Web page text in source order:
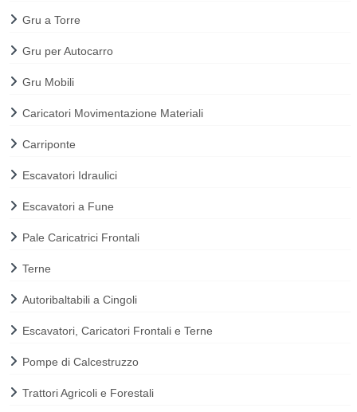
Gru a Torre
Gru per Autocarro
Gru Mobili
Caricatori Movimentazione Materiali
Carriponte
Escavatori Idraulici
Escavatori a Fune
Pale Caricatrici Frontali
Terne
Autoribaltabili a Cingoli
Escavatori, Caricatori Frontali e Terne
Pompe di Calcestruzzo
Trattori Agricoli e Forestali